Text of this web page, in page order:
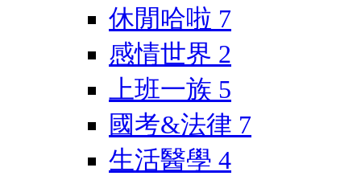
休閒哈啦 7
感情世界 2
上班一族 5
國考&法律 7
生活醫學 4